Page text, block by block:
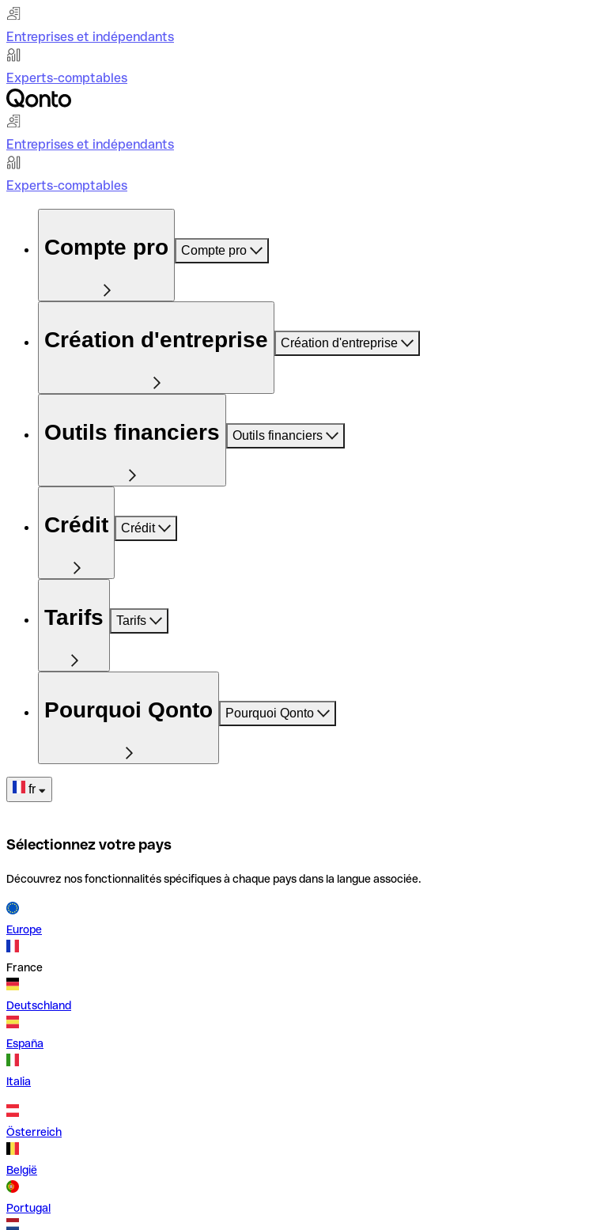
Entreprises et indépendants
Experts-comptables
Entreprises et indépendants
Experts-comptables
Compte pro Compte pro
Création d'entreprise Création d'entreprise
Outils financiers Outils financiers
Crédit Crédit
Tarifs Tarifs
Pourquoi Qonto Pourquoi Qonto
fr
Sélectionnez votre pays
Découvrez nos fonctionnalités spécifiques à chaque pays dans la langue associée.
Europe
France
Deutschland
España
Italia
Österreich
België
Portugal